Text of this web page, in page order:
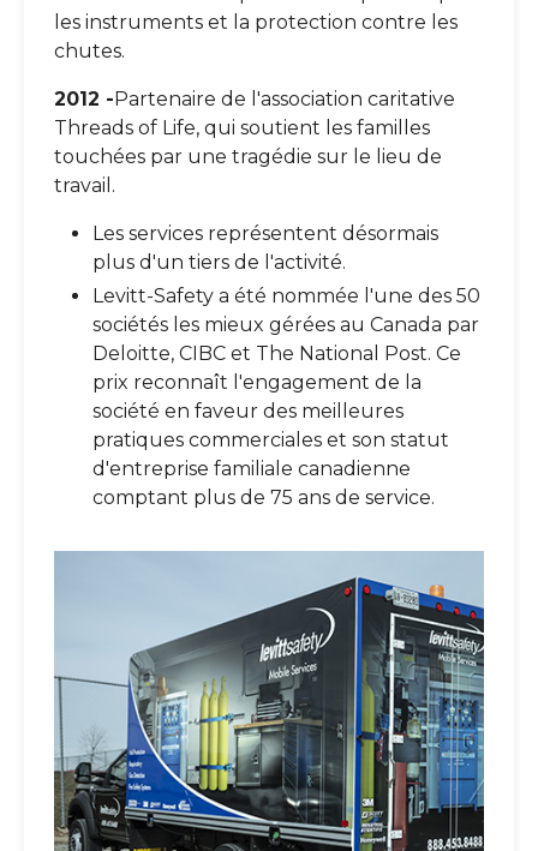
les instruments et la protection contre les
chutes.
2012 -Partenaire de l'association caritative
Threads of Life, qui soutient les familles
touchées par une tragédie sur le lieu de
travail.
Les services représentent désormais
plus d'un tiers de l'activité.
Levitt-Safety a été nommée l'une des 50
sociétés les mieux gérées au Canada par
Deloitte, CIBC et The National Post. Ce
prix reconnaît l'engagement de la
société en faveur des meilleures
pratiques commerciales et son statut
d'entreprise familiale canadienne
comptant plus de 75 ans de service.